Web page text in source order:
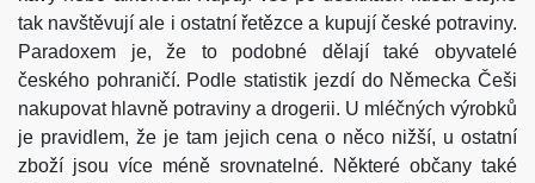
tak navštěvují ale i ostatní řetězce a kupují české potraviny.
Paradoxem je, že to podobné dělají také obyvatelé
českého pohraničí. Podle statistik jezdí do Německa Češi
nakupovat hlavně potraviny a drogerii. U mléčných výrobků
je pravidlem, že je tam jejich cena o něco nižší, u ostatní
zboží jsou více méně srovnatelné. Některé občany také